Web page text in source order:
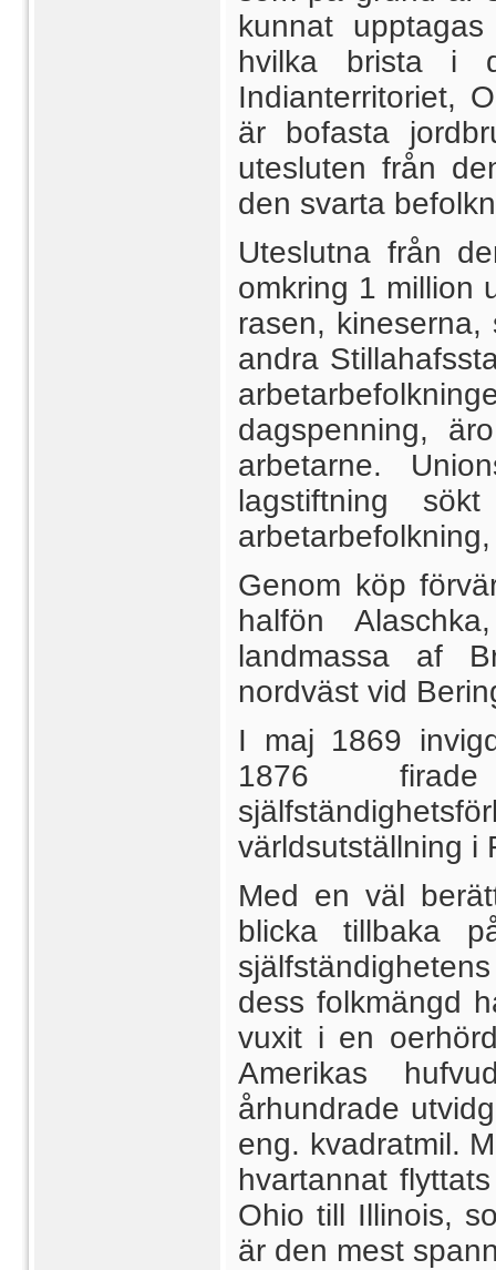
kunnat
hvilka brista i
Indianterritoriet,
är bofasta
utesluten från
den svarta
Uteslutna från
omkring 1 million
rasen,
andra
dagspenning,
arbetarne.
lagstiftning
Genom köp
halfön
landmassa af
nordväst vid
I maj 1869
1876
världsutställning i
Med en väl
blicka tillbaka
dess folkmängd
vuxit i en
Amerikas
århundrade
eng. kvadratmil.
hvartannat
Ohio till Illinois,
är den mest